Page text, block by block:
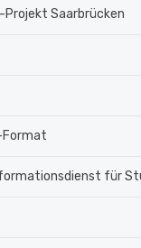
Projekt Saarbrücken
Format
für